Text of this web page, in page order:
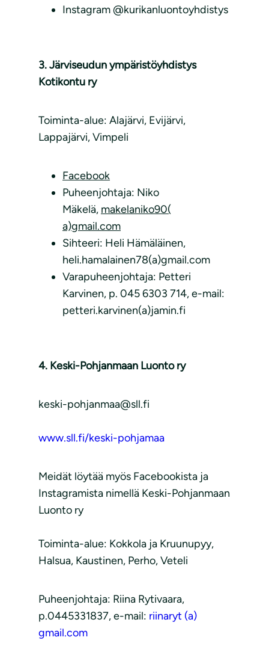
Instagram @kurikanluontoyhdistys
3. Järviseudun ympäristöyhdistys
Kotikontu ry
Toiminta-alue: Alajärvi, Evijärvi,
Lappajärvi, Vimpeli
Facebook
Puheenjohtaja: Niko
Mäkelä, makelaniko90(
a)gmail.com
Sihteeri: Heli Hämäläinen,
heli.hamalainen78(a)gmail.com
Varapuheenjohtaja: Petteri
Karvinen, p. 045 6303 714, e-mail:
petteri.karvinen(a)jamin.fi
4. Keski-Pohjanmaan Luonto ry
keski-pohjanmaa@sll.fi
www.sll.fi/keski-pohjamaa
Meidät löytää myös Facebookista ja
Instagramista nimellä Keski-Pohjanmaan
Luonto ry
Toiminta-alue: Kokkola ja Kruunupyy,
Halsua, Kaustinen, Perho, Veteli
Puheenjohtaja: Riina Rytivaara,
p.0445331837, e-mail: riinaryt (a)
gmail.com